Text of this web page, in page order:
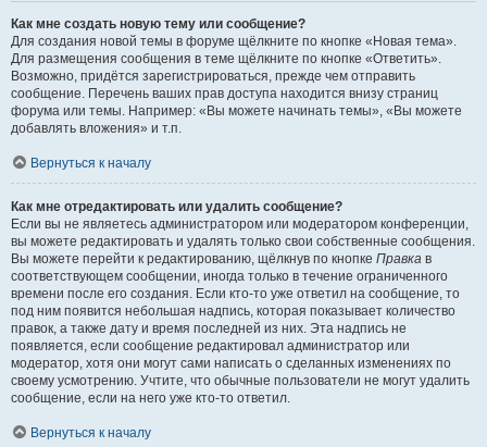
Как мне создать новую тему или сообщение?
Для создания новой темы в форуме щёлкните по кнопке «Новая тема».
Для размещения сообщения в теме щёлкните по кнопке «Ответить».
Возможно, придётся зарегистрироваться, прежде чем отправить
сообщение. Перечень ваших прав доступа находится внизу страниц
форума или темы. Например: «Вы можете начинать темы», «Вы можете
добавлять вложения» и т.п.
Вернуться к началу
Как мне отредактировать или удалить сообщение?
Если вы не являетесь администратором или модератором конференции,
вы можете редактировать и удалять только свои собственные сообщения.
Вы можете перейти к редактированию, щёлкнув по кнопке Правка в
соответствующем сообщении, иногда только в течение ограниченного
времени после его создания. Если кто-то уже ответил на сообщение, то
под ним появится небольшая надпись, которая показывает количество
правок, а также дату и время последней из них. Эта надпись не
появляется, если сообщение редактировал администратор или
модератор, хотя они могут сами написать о сделанных изменениях по
своему усмотрению. Учтите, что обычные пользователи не могут удалить
сообщение, если на него уже кто-то ответил.
Вернуться к началу